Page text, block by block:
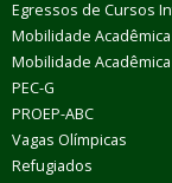
Egressos de Cursos
Mobilidade
Mobilidade
PEC-G
PROEP-ABC
Vagas Olímpicas
Refugiados